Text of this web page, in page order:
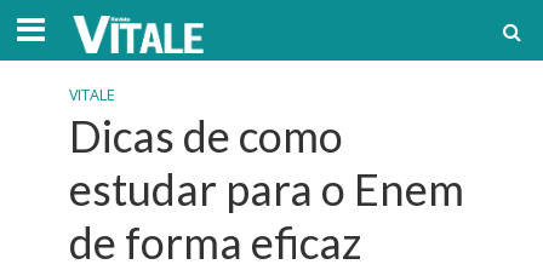
VITALE
Dicas de como
estudar para o Enem
de forma eficaz